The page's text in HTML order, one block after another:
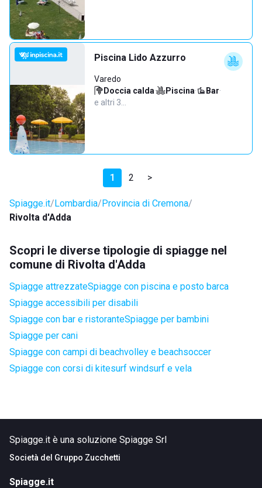
Piscina Lido Azzurro
Varedo
Doccia calda· Piscina· Bar·
e altri 3…
1 2 >
Spiagge.it Lombardia Provincia di Cremona
Rivolta d'Adda
Scopri le diverse tipologie di spiagge nel
comune di Rivolta d'Adda
Spiagge attrezzateSpiagge con piscina e posto barca
Spiagge accessibili per disabili
Spiagge con bar e ristoranteSpiagge per bambini
Spiagge per cani
Spiagge con campi di beachvolley e beachsoccer
Spiagge con corsi di kitesurf windsurf e vela
Spiagge.it è una soluzione Spiagge Srl
Società del Gruppo Zucchetti
Spiagge.it